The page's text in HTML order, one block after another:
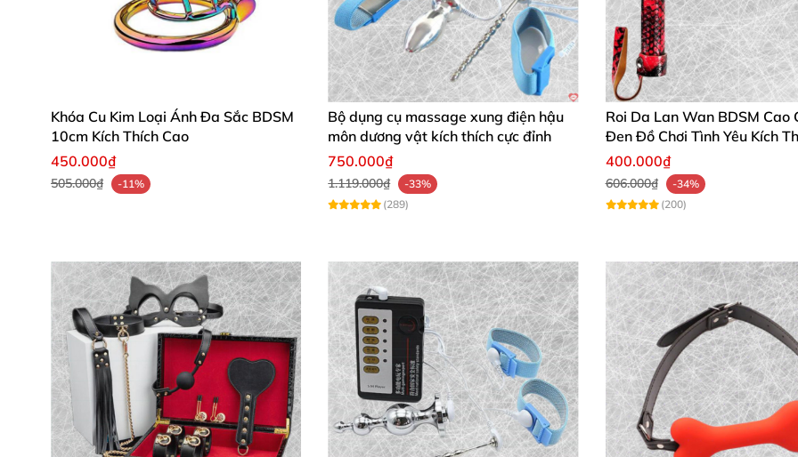
Phù hợp cho các dịp đặc biệt hoặc chỉ là một buổi tối giản đơn nhưng đầy cảm xúc.
Lan Anh (Hà Nội): “Sản phẩm mang lại sự nhẹ nhàng và vui vẻ, chất liệu tốt, chơi lâu vẫn cuốn
gũi.”
Minh Quân (TP.HCM): “Edition Kinky thực sự đúng gu, thiết kế xúc xắc mịn, tiện mang theo cho
kể.”
Tiêu đề gợi ý để bạn tối ưu SEO
Món quà cho cặp đôi: Trò chơi xúc xắc 720 combo đầy bất ngờ
Khám phá tình cảm mới với bộ xúc xắc đa dạng chủ đề
720 ý tưởng cho đêm hẹn hò: Xúc xắc tình ái giúp gắn kết bền chặt
Khóa Cu Kim Loại Ánh Đa Sắc BDSM
10cm Kích Thích Cao
450.000₫
505.000₫ -11%
Bộ dụng cụ massage xung điện hậu
môn dương vật kích thích cực đỉnh
750.000₫
1.119.000₫
-33%
(289)
Roi Da Lan Wan BDSM Cao
Đen Đồ Chơi Tình Yêu Kích
400.000₫
606.000₫
-34%
(200)